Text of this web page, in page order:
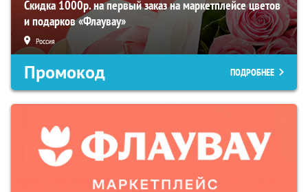
Скидка 1000р. на первый заказ на маркетплейсе цветов
и подарков «Флаувау»
Россия
Промокод ПОДРОБНЕЕ